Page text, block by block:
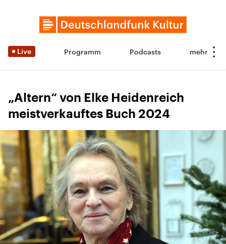
Live Programm Podcasts
„Altern“ von Elke Heidenreich
meistverkauftes Buch 2024